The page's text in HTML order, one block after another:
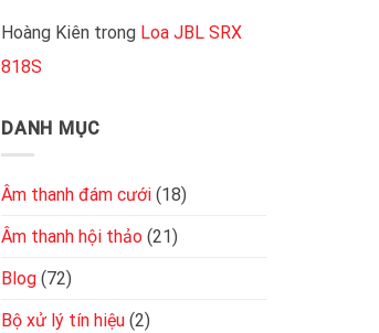
đẩy
Hoàng Kiên trong Loa JBL SRX
818S
DANH MỤC
Âm thanh đám cưới (18)
Âm thanh hội thảo (21)
Blog (72)
Bộ xử lý tín hiệu (2)